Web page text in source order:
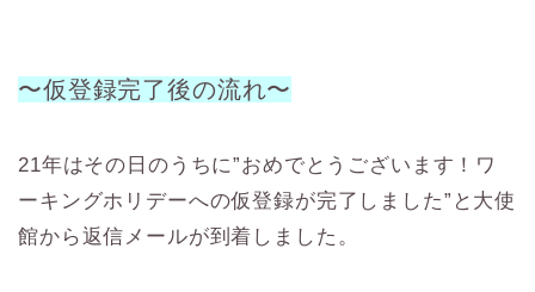
〜仮登録完了後の流れ〜
21年はその日のうちに”おめでとうございます！ワ
ーキングホリデーへの仮登録が完了しました”と大使
館から返信メールが到着しました。